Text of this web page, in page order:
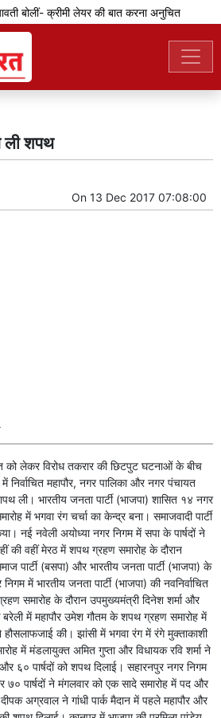
बोलीं- क्रीमी लेयर की बात करना अनुचित
ली शपथ
On 13 Dec 2017 07:08:00
लेकर विरोध तकरार की छिटपुट घटनाओं के बीच
निर्वाचित महापौर, नगर पालिका और नगर पंचायत
ली। भारतीय जनता पार्टी (भाजपा) शासित १४ नगर
में भगवा रंग चर्चा का केन्द्र बना। समाजवादी पार्टी
नई नवेली अयोध्या नगर निगम में सपा के पार्षदों ने
की वहीं मेरठ में शपथ ग्रहण समारोह के दौरान
पार्टी (बसपा) और भारतीय जनता पार्टी (भाजपा) के
में भारतीय जनता पार्टी (भाजपा) की नवनिर्वाचित
समारोह के दौरान उपमुख्यमंत्री दिनेश शर्मा और
में महापौर उमेश गौतम के शपथ ग्रहण समारोह में
की। झांसी में भगवा रंग में रंगे मुक्ताकाशी
में मंडलायुक्त अमित गुप्ता और विधायक रवि शर्मा ने
६० पार्षदों को शपथ दिलाई। सहारनपुर नगर निगम
७० पार्षदों ने मंगलवार को एक सादे समारोह में पद और
अग्रवाल ने गांधी पार्क मैदान में पहले महापौर और